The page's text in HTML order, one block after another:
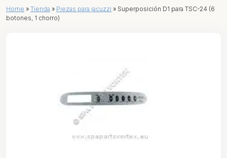
Home » Tienda » Piezas para jacuzzi » Superposición D1 para TSC-24 (6
botones, 1 chorro)